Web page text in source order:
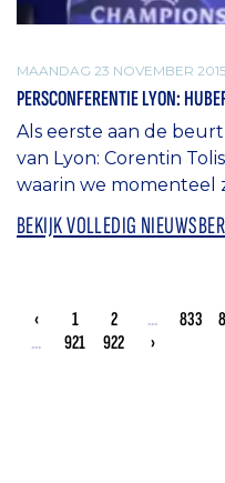
MAANDAG 23 NOVEMBER 2015
PERSCONFERENTIE LYON:
Als eerste aan de
van Lyon: Corentin
waarin we momenteel
BEKIJK VOLLEDIG
‹ 1 2 ... 833
...
921 922 ›